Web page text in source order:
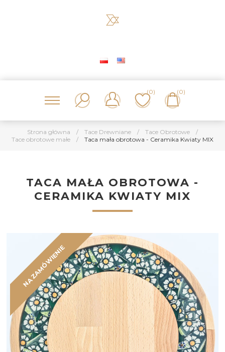
(0) (0)
Strona główna / Tace Drewniane / Tace Obrotowe
/
Tace obrotowe małe
/ Taca mała obrotowa - Ceramika Kwiaty MIX
TACA MAŁA OBROTOWA -
CERAMIKA KWIATY MIX
NA ZAMÓWIENIE